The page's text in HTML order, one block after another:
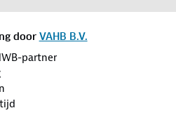
door VAHB B.V.
partner